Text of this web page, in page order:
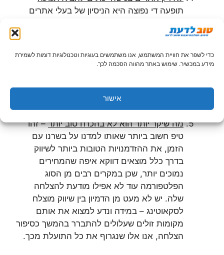
כדי לשפר את חוויית המשתמש, אנו משתמשים בעוגיות וטכנולוגיות דומות לשמירת
מידע במכשיר. שימוש באתר מהווה הסכמה לכך.
אישור
תופעה די נפוצה היא הניסיון של בעלי אתרים
לאחד על הנישה שלהם. ייתכן ותוכלו למצוא
העוסק בנדל"ן, שכן אותו אדם הרוכש נכס מסוים
שבלי קשר – נתקל בצורך בטיפול בתקלת
מה שיקר יותר הוא לא בהכרח טוב יותר– זהו
טיפ חשוב ביותר שאותו למדנו על בשרנו עם
הזמן, את ההזדמנויות הטובות ביותר לשיווק
בדרך כלל מוצאים דווקא איפה שהמחירים
נמוכים יותר, שכן במקרים רבים מן הסוג
הפלטפורמה עוד לא אפילו מודעת להצלחה
שלה. יש לא מעט מן הדמיון בין שיווק מוצלח
לסקאוטינג – במידה ונדע למצוא את אותם
מקומות זולים שעלולים להתברר בהמשך כסיפור
הצלחה, אנו אלו שנגרוף את כל התועלת מכך.